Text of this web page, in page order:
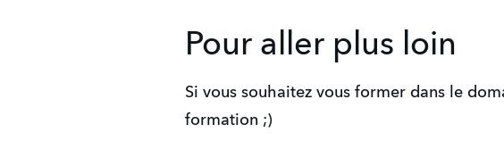
Pour aller plus loin
Si vous souhaitez vous former dans le
formation ;)